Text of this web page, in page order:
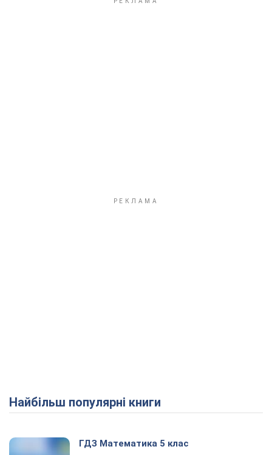
Найбільш популярні книги
ГДЗ Математика 5 клас